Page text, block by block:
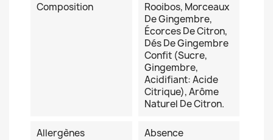
Composition
Rooibos, Morceaux
De Gingembre,
Écorces De Citron,
Dés De Gingembre
Confit (sucre,
Gingembre,
Acidifiant: Acide
Citrique), Arôme
Naturel De Citron.
Allergènes Absence